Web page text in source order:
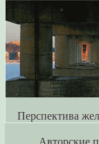
Перспектива